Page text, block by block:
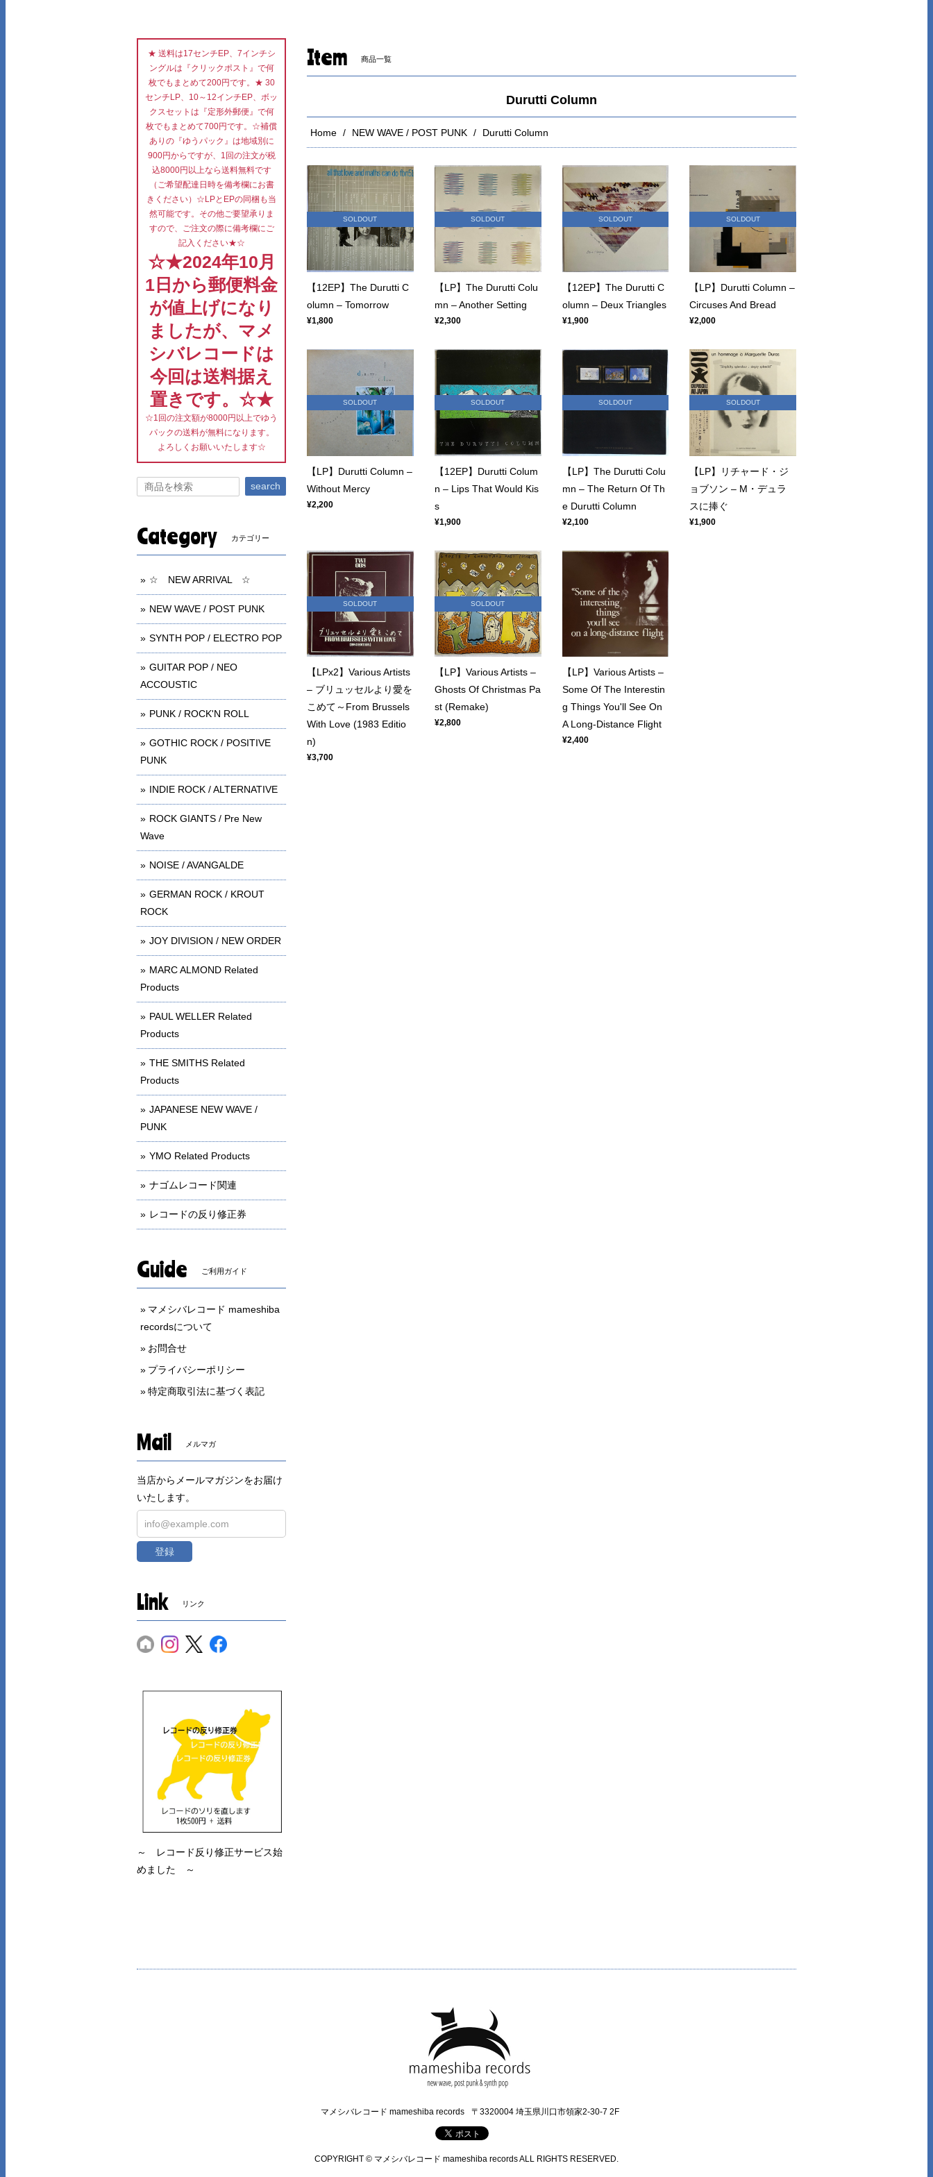
Item 商品一覧
Durutti Column
Home NEW WAVE / POST PUNK Durutti Column
SOLDOUT
【12EP】The Durutti C
olumn – Tomorrow
¥1,800
SOLDOUT
【LP】The Durutti Colu
mn – Another Setting
¥2,300
SOLDOUT
【12EP】The Durutti C
olumn – Deux Triangles
¥1,900
SOLDOUT
【LP】Durutti Column –
Circuses And Bread
¥2,000
SOLDOUT
【LP】Durutti Column –
Without Mercy
¥2,200
SOLDOUT
【12EP】Durutti Colum
n – Lips That Would Kis
s
¥1,900
SOLDOUT
【LP】The Durutti Colu
mn – The Return Of Th
e Durutti Column
¥2,100
SOLDOUT
【LP】リチャード・ジ
ョブソン – M・デュラ
スに捧ぐ
¥1,900
SOLDOUT
【LPx2】Various Artists
– ブリュッセルより愛を
こめて～From Brussels
With Love (1983 Editio
n)
¥3,700
SOLDOUT
【LP】Various Artists –
Ghosts Of Christmas Pa
st (Remake)
¥2,800
【LP】Various Artists –
Some Of The Interestin
g Things You'll See On
A Long-Distance Flight
¥2,400
★ 送料は17センチEP、7インチシ
ングルは『クリックポスト』で何
枚でもまとめて200円です。★ 30
センチLP、10～12インチEP、ボッ
クスセットは『定形外郵便』で何
枚でもまとめて700円です。☆補償
ありの『ゆうパック』は地域別に
900円からですが、1回の注文が税
込8000円以上なら送料無料です
（ご希望配達日時を備考欄にお書
きください）☆LPとEPの同梱も当
然可能です。その他ご要望承りま
すので、ご注文の際に備考欄にご
記入ください★☆
☆★2024年10月
1日から郵便料金
が値上げになり
ましたが、マメ
シバレコードは
今回は送料据え
置きです。☆★
☆1回の注文額が8000円以上でゆう
パックの送料が無料になります。
よろしくお願いいたします☆
search
Category カテゴリー
☆ NEW ARRIVAL ☆
NEW WAVE / POST PUNK
SYNTH POP / ELECTRO POP
GUITAR POP / NEO
ACCOUSTIC
PUNK / ROCK'N ROLL
GOTHIC ROCK / POSITIVE
PUNK
INDIE ROCK / ALTERNATIVE
ROCK GIANTS / Pre New
Wave
NOISE / AVANGALDE
GERMAN ROCK / KROUT
ROCK
JOY DIVISION / NEW ORDER
MARC ALMOND Related
Products
PAUL WELLER Related
Products
THE SMITHS Related
Products
JAPANESE NEW WAVE /
PUNK
YMO Related Products
ナゴムレコード関連
レコードの反り修正券
Guide ご利用ガイド
マメシバレコード mameshiba
recordsについて
お問合せ
プライバシーポリシー
特定商取引法に基づく表記
Mail メルマガ
当店からメールマガジンをお届け
いたします。
登録
Link リンク
～ レコード反り修正サービス始
めました ～
マメシバレコード mameshiba records 〒3320004 埼玉県川口市領家2-30-7 2F
COPYRIGHT © マメシバレコード mameshiba records ALL RIGHTS RESERVED.